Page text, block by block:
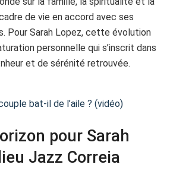
de vie en accord avec ses
Pour Sarah Lopez, cette évolution
personnelle qui s’inscrit dans
et de sérénité retrouvée.
bat-il de l’aile ? (vidéo)
pour Sarah
Jazz Correia